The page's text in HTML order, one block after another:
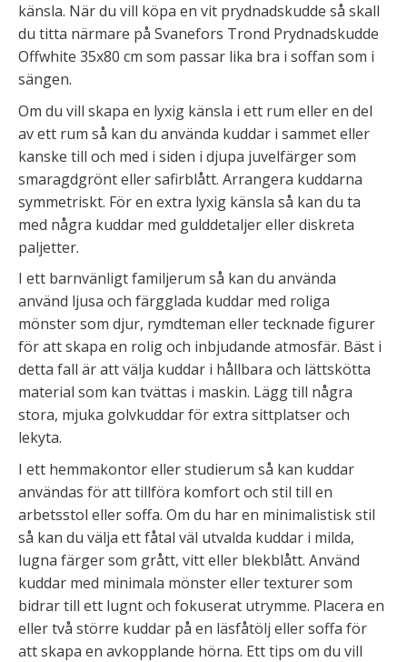
känsla. När du vill köpa en vit prydnadskudde så skall
du titta närmare på Svanefors Trond Prydnadskudde
Offwhite 35x80 cm som passar lika bra i soffan som i
sängen.
Om du vill skapa en lyxig känsla i ett rum eller en del
av ett rum så kan du använda kuddar i sammet eller
kanske till och med i siden i djupa juvelfärger som
smaragdgrönt eller safirblått. Arrangera kuddarna
symmetriskt. För en extra lyxig känsla så kan du ta
med några kuddar med gulddetaljer eller diskreta
paljetter.
I ett barnvänligt familjerum så kan du använda
använd ljusa och färgglada kuddar med roliga
mönster som djur, rymdteman eller tecknade figurer
för att skapa en rolig och inbjudande atmosfär. Bäst i
detta fall är att välja kuddar i hållbara och lättskötta
material som kan tvättas i maskin. Lägg till några
stora, mjuka golvkuddar för extra sittplatser och
lekyta.
I ett hemmakontor eller studierum så kan kuddar
användas för att tillföra komfort och stil till en
arbetsstol eller soffa. Om du har en minimalistisk stil
så kan du välja ett fåtal väl utvalda kuddar i milda,
lugna färger som grått, vitt eller blekblått. Använd
kuddar med minimala mönster eller texturer som
bidrar till ett lugnt och fokuserat utrymme. Placera en
eller två större kuddar på en läsfåtölj eller soffa för
att skapa en avkopplande hörna. Ett tips om du vill